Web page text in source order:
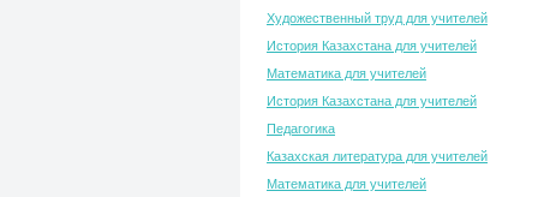
Художественный труд для учителей
История Казахстана для учителей
Математика для учителей
История Казахстана для учителей
Педагогика
Казахская литература для учителей
Математика для учителей